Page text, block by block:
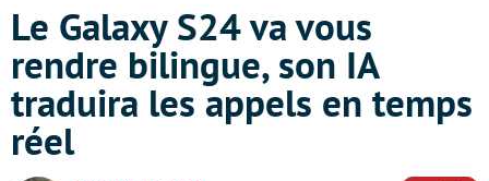
Le Galaxy S24 va vous
rendre bilingue, son IA
traduira les appels en temps
réel